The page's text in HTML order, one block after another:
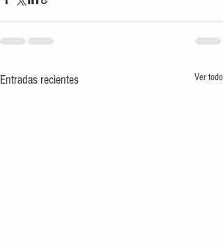
Entradas recientes Ver todo